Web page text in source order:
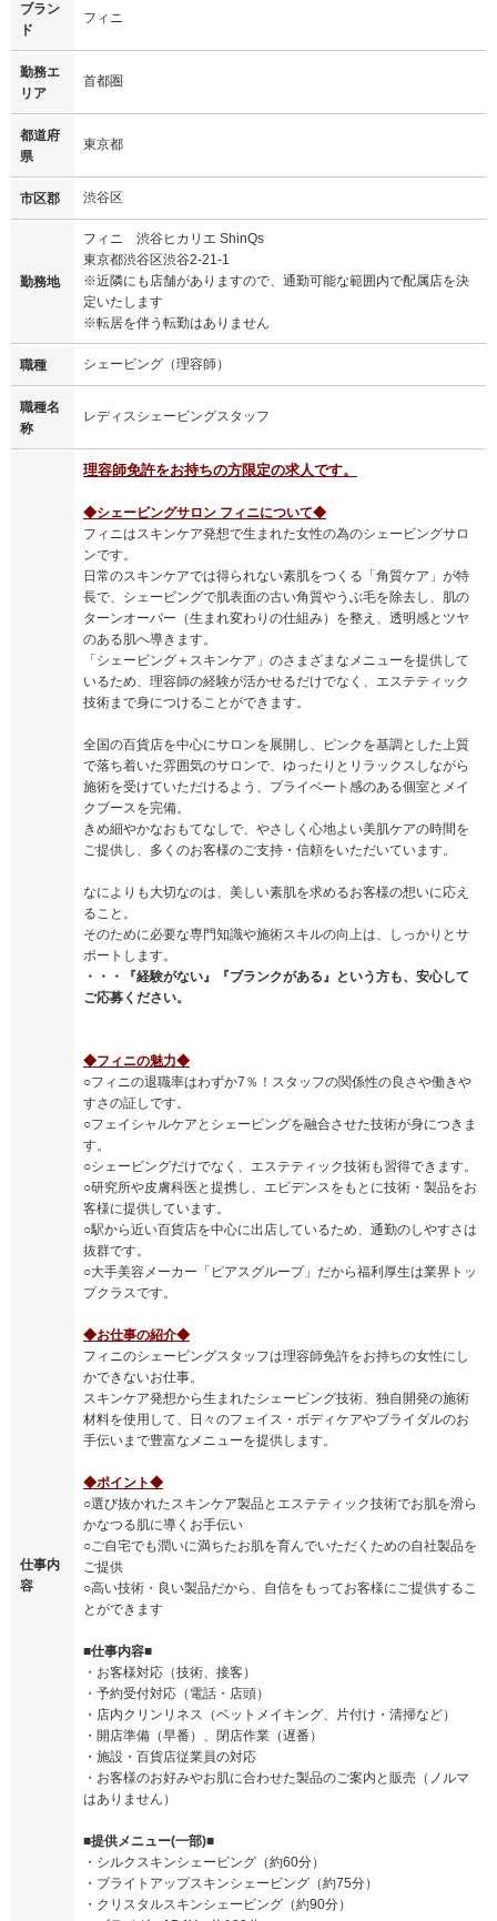
ブラン
ド
フィニ
勤務エ
リア
首都圏
都道府
県
東京都
市区郡 渋谷区
勤務地
フィニ 渋谷ヒカリエ ShinQs
東京都渋谷区渋谷2-21-1
※近隣にも店舗がありますので、通勤可能な範囲内で配属店を決
定いたします
※転居を伴う転勤はありません
職種 シェービング（理容師）
職種名
称
レディスシェービングスタッフ
仕事内
容
理容師免許をお持ちの方限定の求人です。
◆シェービングサロン フィニについて◆
フィニはスキンケア発想で生まれた女性の為のシェービングサロ
ンです。
日常のスキンケアでは得られない素肌をつくる「角質ケア」が特
長で、シェービングで肌表面の古い角質やうぶ毛を除去し、肌の
ターンオーバー（生まれ変わりの仕組み）を整え、透明感とツヤ
のある肌へ導きます。
「シェービング＋スキンケア」のさまざまなメニューを提供して
いるため、理容師の経験が活かせるだけでなく、エステティック
技術まで身につけることができます。
全国の百貨店を中心にサロンを展開し、ピンクを基調とした上質
で落ち着いた雰囲気のサロンで、ゆったりとリラックスしながら
施術を受けていただけるよう、プライベート感のある個室とメイ
クブースを完備。
きめ細やかなおもてなしで、やさしく心地よい美肌ケアの時間を
ご提供し、多くのお客様のご支持・信頼をいただいています。
なによりも大切なのは、美しい素肌を求めるお客様の想いに応え
ること。
そのために必要な専門知識や施術スキルの向上は、しっかりとサ
ポートします。
・・・『経験がない』『ブランクがある』という方も、安心して
ご応募ください。
◆フィニの魅力◆
○フィニの退職率はわずか7％！スタッフの関係性の良さや働きや
すさの証しです。
○フェイシャルケアとシェービングを融合させた技術が身につきま
す。
○シェービングだけでなく、エステティック技術も習得できます。
○研究所や皮膚科医と提携し、エビデンスをもとに技術・製品をお
客様に提供しています。
○駅から近い百貨店を中心に出店しているため、通勤のしやすさは
抜群です。
○大手美容メーカー「ピアスグループ」だから福利厚生は業界トッ
プクラスです。
◆お仕事の紹介◆
フィニのシェービングスタッフは理容師免許をお持ちの女性にし
かできないお仕事。
スキンケア発想から生まれたシェービング技術、独自開発の施術
材料を使用して、日々のフェイス・ボディケアやブライダルのお
手伝いまで豊富なメニューを提供します。
◆ポイント◆
○選び抜かれたスキンケア製品とエステティック技術でお肌を滑ら
かなつる肌に導くお手伝い
○ご自宅でも潤いに満ちたお肌を育んでいただくための自社製品を
ご提供
○高い技術・良い製品だから、自信をもってお客様にご提供するこ
とができます
■仕事内容■
・お客様対応（技術、接客）
・予約受付対応（電話・店頭）
・店内クリンリネス（ベットメイキング、片付け・清掃など）
・開店準備（早番）、閉店作業（遅番）
・施設・百貨店従業員の対応
・お客様のお好みやお肌に合わせた製品のご案内と販売（ノルマ
はありません）
■提供メニュー(一部)■
・シルクスキンシェービング（約60分）
・ブライトアップスキンシェービング（約75分）
・クリスタルスキンシェービング（約90分）